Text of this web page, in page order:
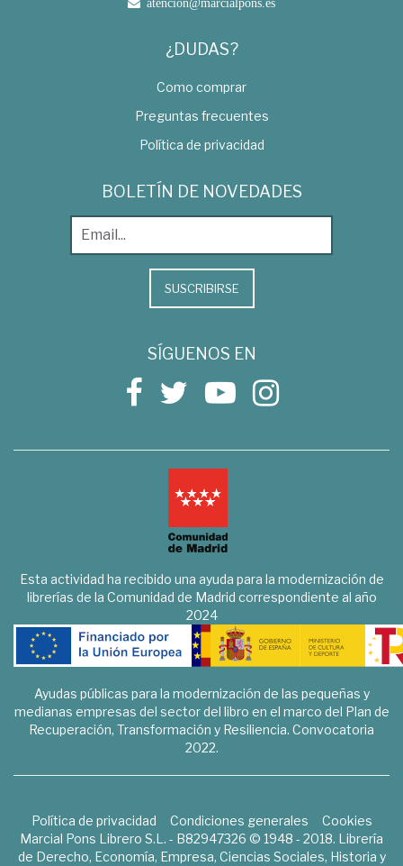
atencion@marcialpons.es
¿DUDAS?
Como comprar
Preguntas frecuentes
Política de privacidad
BOLETÍN DE NOVEDADES
SUSCRIBIRSE
SÍGUENOS EN
Esta actividad ha recibido una ayuda para la modernización de
librerías de la Comunidad de Madrid correspondiente al año
2024
Ayudas públicas para la modernización de las pequeñas y
medianas empresas del sector del libro en el marco del Plan de
Recuperación, Transformación y Resiliencia. Convocatoria
2022.
Política de privacidad Condiciones generales
Cookies
Marcial Pons Librero S.L. - B82947326 © 1948 - 2018. Librería
de Derecho, Economía, Empresa, Ciencias Sociales, Historia y